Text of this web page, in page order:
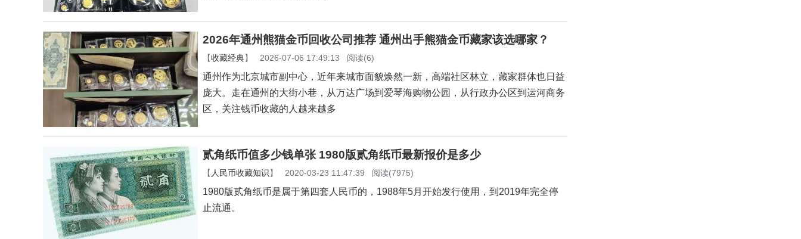
2026年通州熊猫金币回收公司推荐 通州出手熊猫金币藏家该选哪家？
【收藏经典】 2026-07-06 17:49:13 阅读(6)
通州作为北京城市副中心，近年来城市面貌焕然一新，高端社区林立，藏家群体也日益
庞大。走在通州的大街小巷，从万达广场到爱琴海购物公园，从行政办公区到运河商务
区，关注钱币收藏的人越来越多
贰角纸币值多少钱单张 1980版贰角纸币最新报价是多少
【 人民币收藏知识】 2020-03-23 11:47:39 阅读(7975)
1980版贰角纸币是属于第四套人民币的，1988年5月开始发行使用，到2019年完全停
止流通。